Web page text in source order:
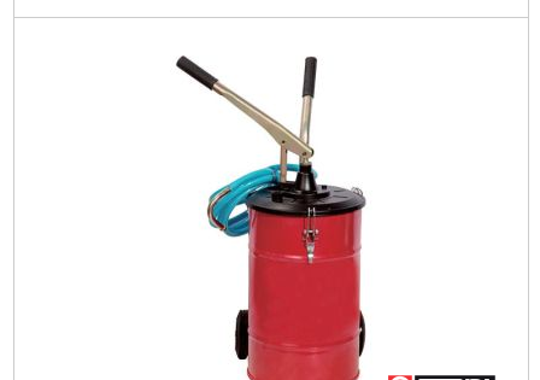
Код товара: 15.05.45
13 л
340x320x620 мм
Подробнее...